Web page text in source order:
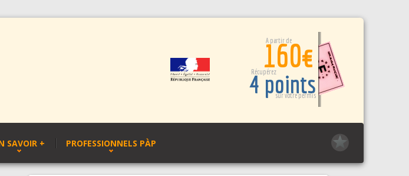
A partir de
160€
Récupérez
4 points
sur votre permis
SAVOIR + PROFESSIONNELS PÀP